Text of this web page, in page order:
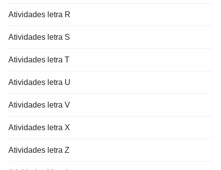
Atividades letra R
Atividades letra S
Atividades letra T
Atividades letra U
Atividades letra V
Atividades letra X
Atividades letra Z